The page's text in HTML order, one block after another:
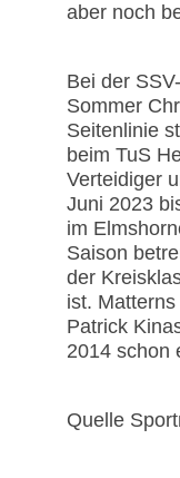
aber noch
Bei der
Sommer
Seitenlinie
beim TuS
Verteidiger
Juni 2023
im
Saison
der
ist.
Patrick
2014 schon
Quelle